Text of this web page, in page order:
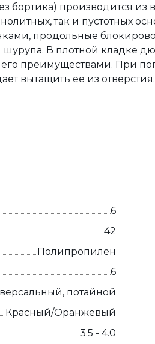
производится из
так и пустотных
продольные
В плотной кладке
преимуществами. При
вытащить ее из отверстия.
6
42
Полипропилен
6
потайной
Красный/Оранжевый
3.5 - 4.0